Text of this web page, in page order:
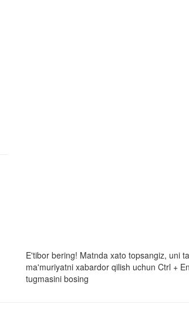
E'tibor bering! Matnda xato topsangiz, uni
ma'muriyatni xabardor qilish uchun Ctrl +
tugmasini bosing